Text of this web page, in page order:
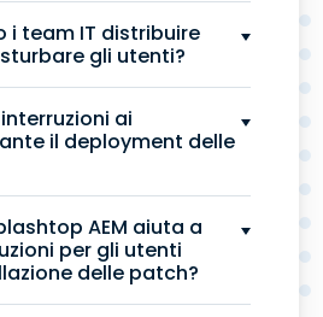
i team IT distribuire
gli utenti?
ai
il deployment delle
AEM aiuta a
per gli utenti
delle patch?